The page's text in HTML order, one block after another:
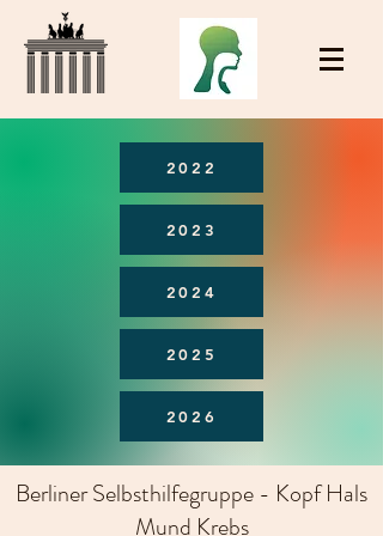
2022
2023
2024
2025
2026
Berliner Selbsthilfegruppe - Kopf Hals
Mund Krebs